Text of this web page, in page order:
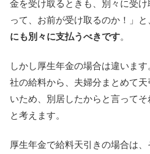
金を受け取るときも、別々に受
って、お前が受け取るのか！」と
にも別々に支払うべきです。
しかし厚生年金の場合は違いま
社の給料から、夫婦分まとめて
いため、別居したからと言って
と考えます。
厚生年金で給料天引きの場合は